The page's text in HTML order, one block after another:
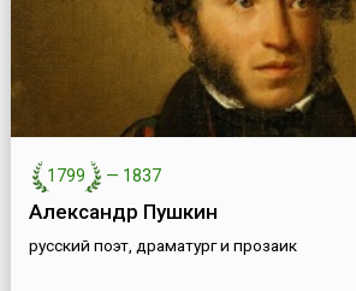
1799 — 1837
Александр Пушкин
русский поэт, драматург и прозаик